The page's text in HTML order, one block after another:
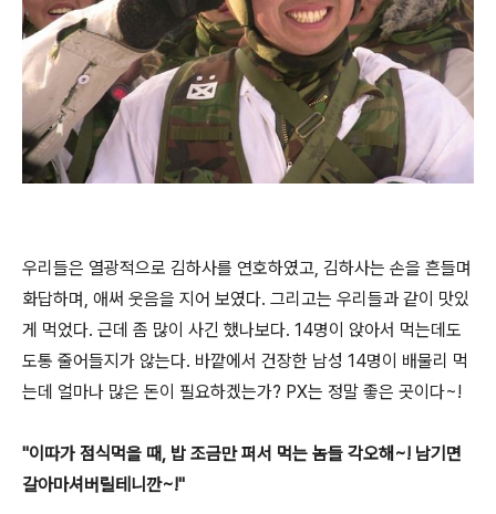
우리들은 열광적으로 김하사를 연호하였고, 김하사는 손을 흔들며
화답하며, 애써 웃음을 지어 보였다. 그리고는 우리들과 같이 맛있
게 먹었다. 근데 좀 많이 사긴 했나보다. 14명이 앉아서 먹는데도
도통 줄어들지가 않는다. 바깥에서 건장한 남성 14명이 배물리 먹
는데 얼마나 많은 돈이 필요하겠는가? PX는 정말 좋은 곳이다~!
"이따가 점식먹을 때, 밥 조금만 퍼서 먹는 놈들 각오해~! 남기면
갈아마셔버릴테니깐~!"